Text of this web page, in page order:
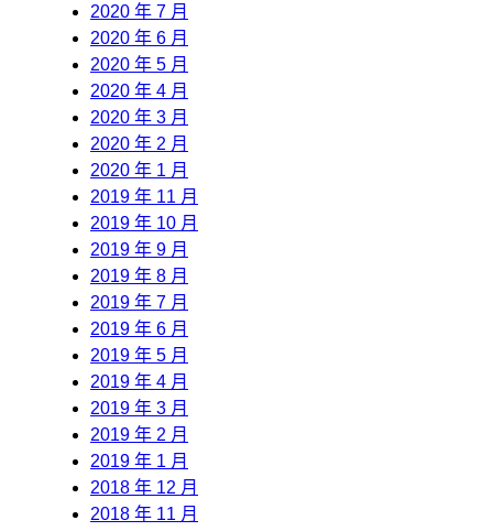
2020 年 7 月
2020 年 6 月
2020 年 5 月
2020 年 4 月
2020 年 3 月
2020 年 2 月
2020 年 1 月
2019 年 11 月
2019 年 10 月
2019 年 9 月
2019 年 8 月
2019 年 7 月
2019 年 6 月
2019 年 5 月
2019 年 4 月
2019 年 3 月
2019 年 2 月
2019 年 1 月
2018 年 12 月
2018 年 11 月